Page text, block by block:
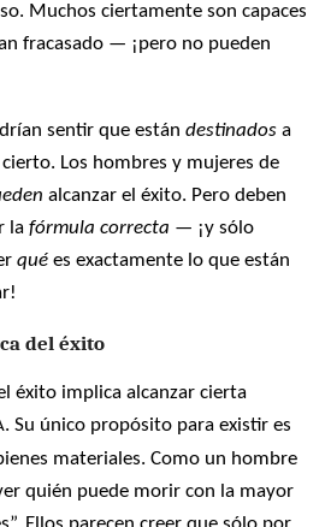
Muchos ciertamente son capaces
fracasado — ¡pero no pueden
sentir que estándestinados a
Los hombres y mujeres de
alcanzar el éxito. Pero deben
lafórmula correcta — ¡y sólo
qué es exactamente lo que están
del éxito
éxito implica alcanzar cierta
. Su único propósito para existir es
materiales. Como un hombre
quién puede morir con la mayor